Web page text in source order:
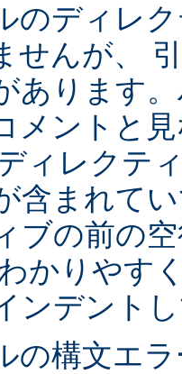
のディレ
せんが、
あります
メントと
ィレクテ
含まれて
ブの前の
かりやす
ンデント
の構文エ